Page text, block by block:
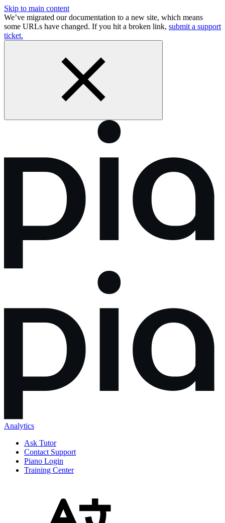
Skip to main content
We’ve migrated our documentation to a new site, which means
some URLs have changed. If you hit a broken link, submit a support
ticket.
Analytics
Ask Tutor
Contact Support
Piano Login
Training Center